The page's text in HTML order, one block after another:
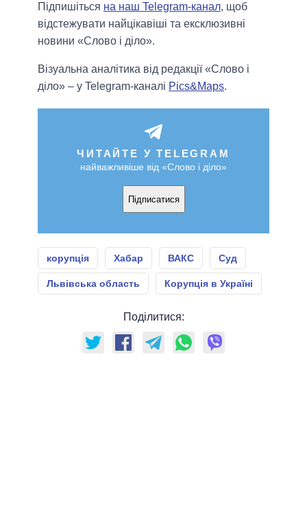
Підпишіться на наш Telegram-канал, щоб
відстежувати найцікавіші та ексклюзивні
новини «Слово і діло».
Візуальна аналітика від редакції «Слово і
діло» – у Telegram-каналі Pics&Maps.
ЧИТАЙТЕ У TELEGRAM
найважливіше від «Слово і діло»
Підписатися
корупція Хабар ВАКС Суд
Львівська область Корупція в Україні
Поділитися: